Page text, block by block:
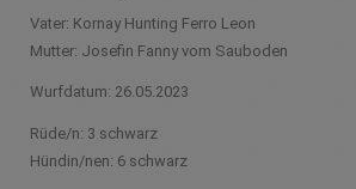
Vater: Kornay Hunting Ferro Leon
Mutter: Josefin Fanny vom Sauboden
Wurfdatum: 26.05.2023
Rüde/n: 3 schwarz
Hündin/nen: 6 schwarz